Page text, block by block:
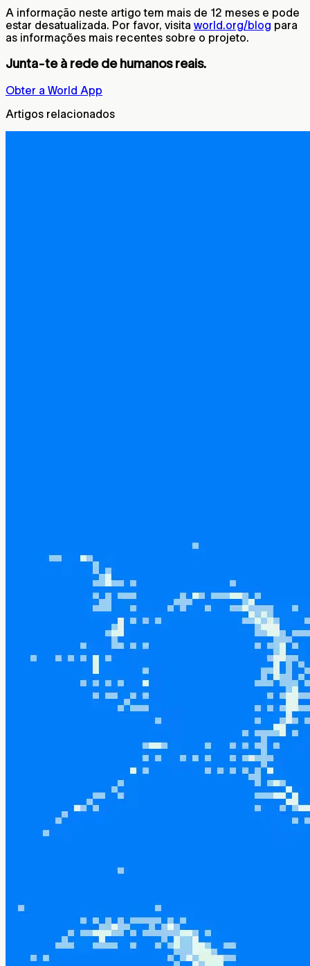
A informação neste artigo tem mais de 12 meses e pode
estar desatualizada. Por favor, visita world.org/blog para
as informações mais recentes sobre o projeto.
Junta-te à rede de humanos reais.
Obter a World App
Artigos relacionados